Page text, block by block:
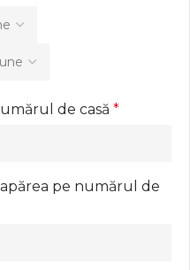
de casă *
pe numărul de